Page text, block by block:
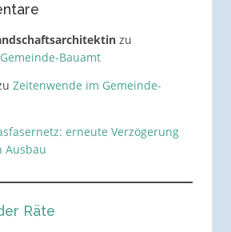
zu
Bauamt
Zeitenwende im Gemeinde-
erneute Verzögerung
Ausbau
Räte